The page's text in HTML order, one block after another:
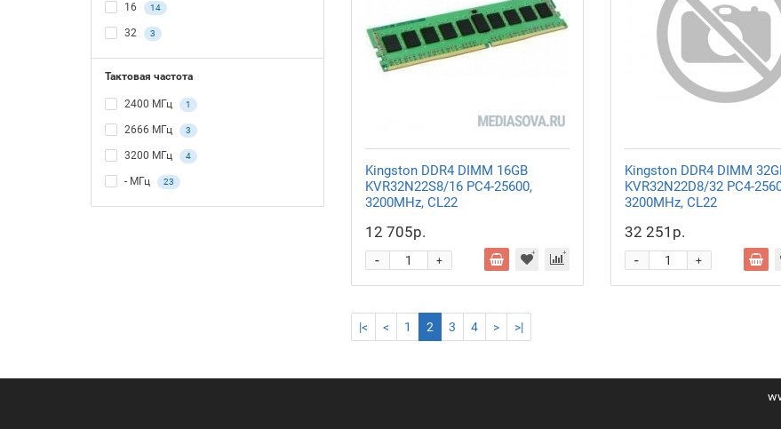
16 14
32 3
Тактовая частота
2400 МГц 1
2666 МГц 3
3200 МГц 4
- МГц 23
Kingston DDR4 DIMM 16GB
KVR32N22S8/16 PC4-25600,
3200MHz, CL22
12 705р.
+
-
Kingston DDR4 DIMM
KVR32N22D8/32 PC4-
3200MHz, CL22
32 251р.
+
-
|< < 1 2 3 4 > >|